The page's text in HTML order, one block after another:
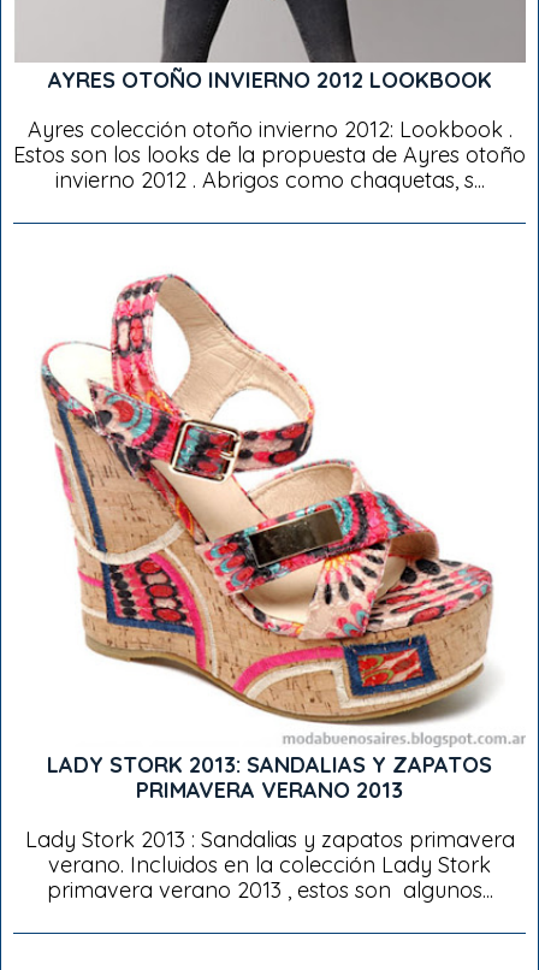
AYRES OTOÑO INVIERNO 2012 LOOKBOOK
Ayres colección otoño invierno 2012: Lookbook .
Estos son los looks de la propuesta de Ayres otoño
invierno 2012 . Abrigos como chaquetas, s...
LADY STORK 2013: SANDALIAS Y ZAPATOS
PRIMAVERA VERANO 2013
Lady Stork 2013 : Sandalias y zapatos primavera
verano. Incluidos en la colección Lady Stork
primavera verano 2013 , estos son algunos...